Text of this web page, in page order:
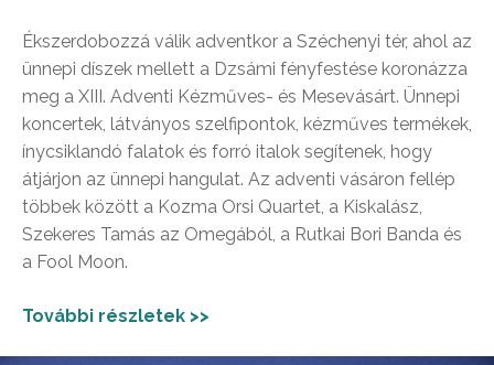
Ékszerdobozzá válik adventkor a Széchenyi tér, ahol az
ünnepi díszek mellett a Dzsámi fényfestése koronázza
meg a XIII. Adventi Kézműves- és Mesevásárt. Ünnepi
koncertek, látványos szelfipontok, kézműves termékek,
ínycsiklandó falatok és forró italok segítenek, hogy
átjárjon az ünnepi hangulat. Az adventi vásáron fellép
többek között a Kozma Orsi Quartet, a Kiskalász,
Szekeres Tamás az Omegából, a Rutkai Bori Banda és
a Fool Moon.
További részletek >>